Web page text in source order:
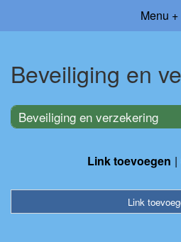
Menu +
Beveiliging en
Beveiliging en verzekering
Link toevoegen
Link